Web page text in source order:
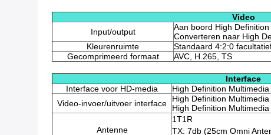
Video
Input/output
Aan boord High
Converteren naar High
Kleurenruimte
Standaard 4:2:0
Gecomprimeerd formaat
AVC, H.265, TS
Interface
Interface voor HD-media
High Definition
Video-invoer/uitvoer interface
High Definition
High Definition
Antenne
1T1R
TX: 7db (25cm Omni